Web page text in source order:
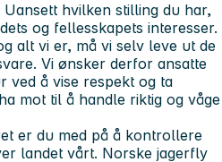
hvilken stilling du har,
og fellesskapets interesser.
alt vi er, må vi selv leve ut de
Vi ønsker derfor ansatte
ved å vise respekt og ta
mot til å handle riktig og våge
er du med på å kontrollere
landet vårt. Norske jagerfly